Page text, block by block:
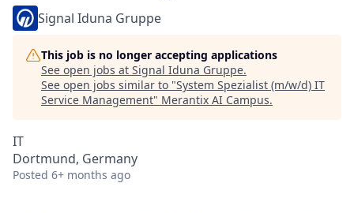
Signal Iduna Gruppe
This job is no longer accepting applications
See open jobs at Signal Iduna Gruppe.
See open jobs similar to "System Spezialist (m/w/d) IT
Service Management" Merantix AI Campus.
IT
Dortmund, Germany
Posted 6+ months ago